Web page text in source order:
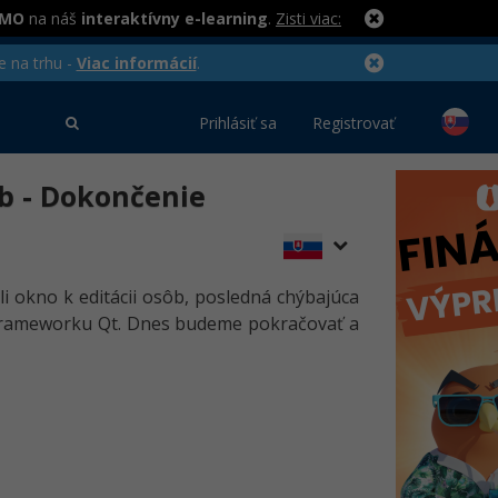
na náš interaktívny e-learning. Zisti viac:
na trhu - Viac informácií.
Prihlásiť sa Registrovať
- Dokončenie
okno k editácii osôb, posledná chýbajúca
Qt. Dnes budeme pokračovať a